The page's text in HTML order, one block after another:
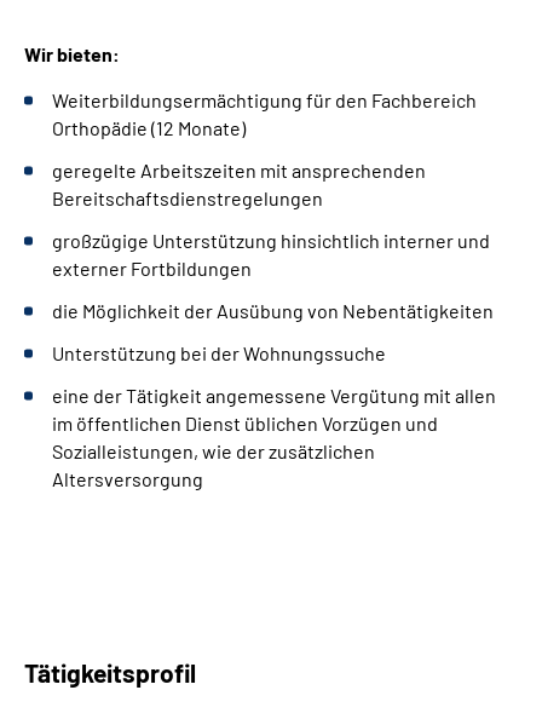
Wir bieten:
Weiterbildungsermächtigung für den Fachbereich
Orthopädie (12 Monate)
geregelte Arbeitszeiten mit ansprechenden
Bereitschaftsdienstregelungen
großzügige Unterstützung hinsichtlich interner und
externer Fortbildungen
die Möglichkeit der Ausübung von Nebentätigkeiten
Unterstützung bei der Wohnungssuche
eine der Tätigkeit angemessene Vergütung mit allen
im öffentlichen Dienst üblichen Vorzügen und
Sozialleistungen, wie der zusätzlichen
Altersversorgung
Tätigkeitsprofil